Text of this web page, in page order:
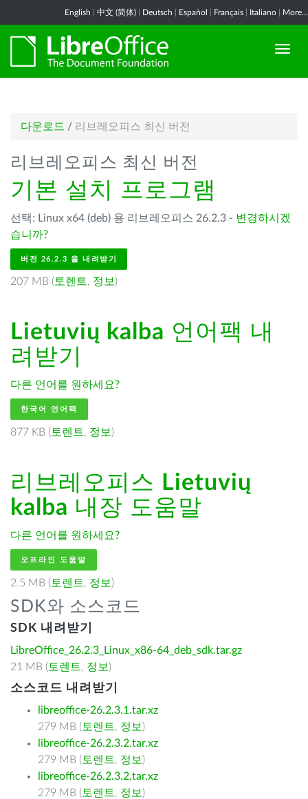
English 中文 (简体) Deutsch Español Français Italiano More...
다운로드 / 리브레오피스 최신 버전
리브레오피스 최신 버전
기본 설치 프로그램
선택: Linux x64 (deb) 용 리브레오피스 26.2.3 - 변경하시겠
습니까?
버전 26.2.3 을 내려받기
207 MB ( 토렌트, 정보 )
Lietuvių kalba 언어팩 내
려받기
다른 언어를 원하세요?
한국어 언어팩
877 KB ( 토렌트, 정보 )
리브레오피스 Lietuvių
kalba 내장 도움말
다른 언어를 원하세요?
오프라인 도움말
2.5 MB ( 토렌트, 정보 )
SDK와 소스코드
SDK 내려받기
LibreOffice_26.2.3_Linux_x86-64_deb_sdk.tar.gz
21 MB ( 토렌트, 정보 )
소스코드 내려받기
libreoffice-26.2.3.1.tar.xz
279 MB ( 토렌트, 정보 )
libreoffice-26.2.3.2.tar.xz
279 MB ( 토렌트, 정보 )
libreoffice-26.2.3.2.tar.xz
279 MB ( 토렌트, 정보 )